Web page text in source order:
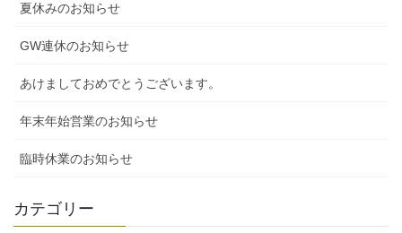
夏休みのお知らせ
GW連休のお知らせ
あけましておめでとうございます。
年末年始営業のお知らせ
臨時休業のお知らせ
カテゴリー